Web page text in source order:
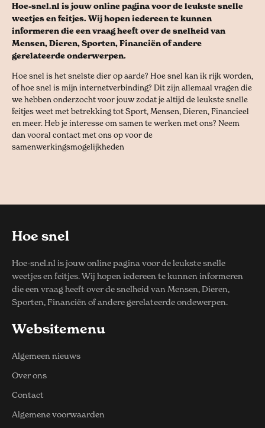
Hoe-snel.nl is jouw online pagina voor de leukste snelle
weetjes en feitjes. Wij hopen iedereen te kunnen
informeren die een vraag heeft over de snelheid van
Mensen, Dieren, Sporten, Financiën of andere
gerelateerde onderwerpen.
Hoe snel is het snelste dier op aarde? Hoe snel kan ik rijk worden,
of hoe snel is mijn internetverbinding? Dit zijn allemaal vragen die
we hebben onderzocht voor jouw zodat je altijd de leukste snelle
feitjes weet met betrekking tot Sport, Mensen, Dieren, Financieel
en meer. Heb je interesse om samen te werken met ons? Neem
dan vooral contact met ons op voor de
samenwerkingsmogelijkheden
Hoe snel
Hoe-snel.nl is jouw online pagina voor de leukste snelle
weetjes en feitjes. Wij hopen iedereen te kunnen informeren
die een vraag heeft over de snelheid van Mensen, Dieren,
Sporten, Financiën of andere gerelateerde ondewerpen.
Websitemenu
Algemeen nieuws
Over ons
Contact
Algemene voorwaarden